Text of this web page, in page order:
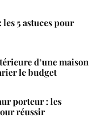
5 astuces pour
d’une maison
le budget
porteur : les
réussir